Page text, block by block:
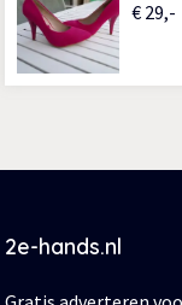
€ 29,-
2e-hands.nl